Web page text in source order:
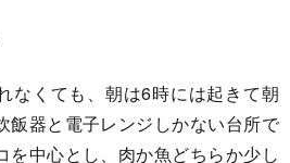
なくても、朝は6時には起きて朝
飯器と電子レンジしかない台所で
を中心とし、肉か魚どちらか少し